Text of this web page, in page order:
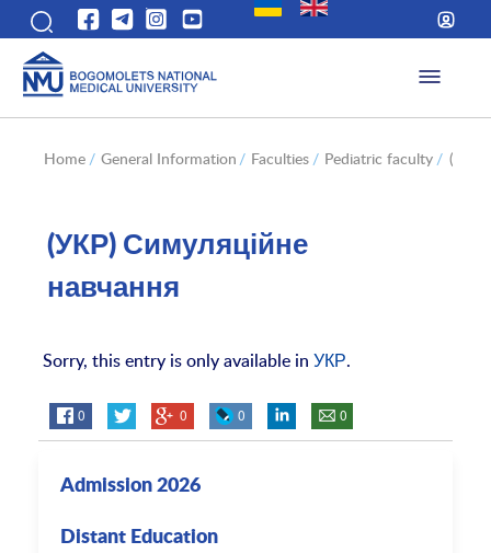
Home / General Information / Faculties / Pediatric faculty / (УКР)
(УКР) Симуляційне
навчання
Sorry, this entry is only available inУКР.
0 0 0 0
Admission 2026
Distant Education